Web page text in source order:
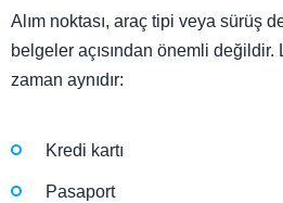
Alım noktası, araç tipi veya sürüş
belgeler açısından önemli
zaman aynıdır:
Kredi kartı
Pasaport